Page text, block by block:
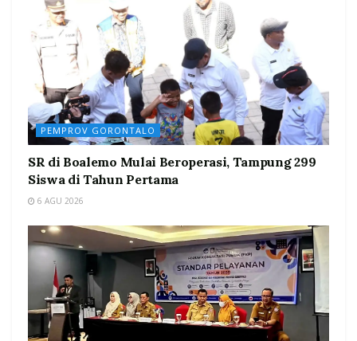
PEMPROV GORONTALO
SR di Boalemo Mulai Beroperasi, Tampung 299
Siswa di Tahun Pertama
6 AGU 2026